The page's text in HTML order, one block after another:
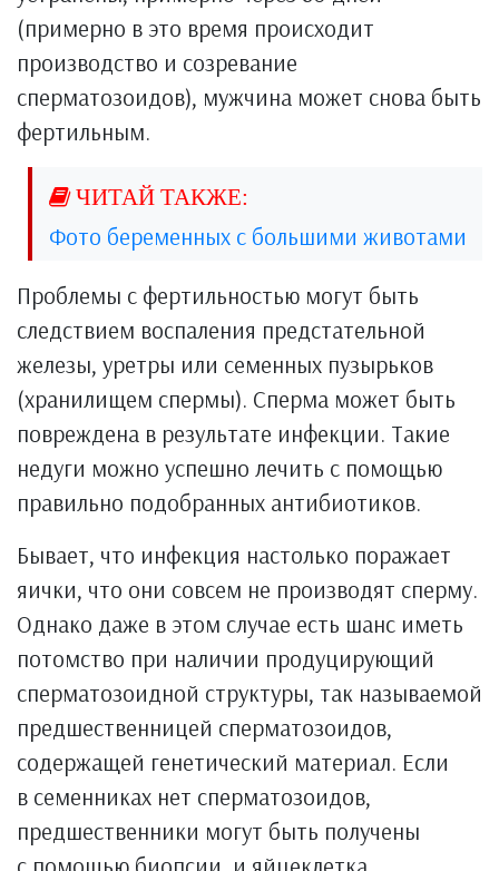
(примерно в это время происходит
производство и созревание
сперматозоидов), мужчина может снова быть
фертильным.
Фото беременных с большими животами
Проблемы с фертильностью могут быть
следствием воспаления предстательной
железы, уретры или семенных пузырьков
(хранилищем спермы). Сперма может быть
повреждена в результате инфекции. Такие
недуги можно успешно лечить с помощью
правильно подобранных антибиотиков.
Бывает, что инфекция настолько поражает
яички, что они совсем не производят сперму.
Однако даже в этом случае есть шанс иметь
потомство при наличии продуцирующий
сперматозоидной структуры, так называемой
предшественницей сперматозоидов,
содержащей генетический материал. Если
в семенниках нет сперматозоидов,
предшественники могут быть получены